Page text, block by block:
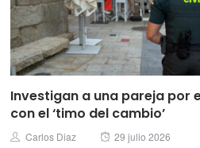
Investigan a una pareja por
con el ‘timo del cambio’
Author
Carlos Diaz
Posted
29 julio 2026